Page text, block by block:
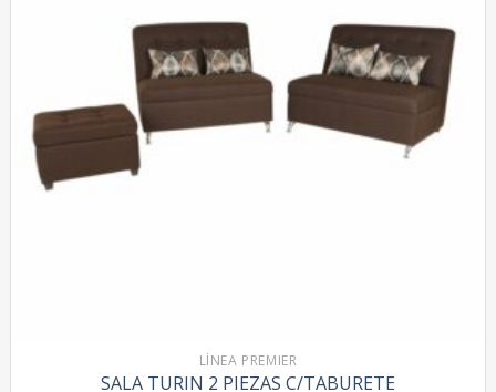
LÍNEA PREMIER
SALA TURIN 2 PIEZAS C/TABURETE